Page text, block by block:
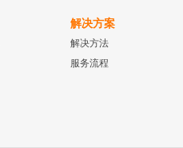
解决方案
解决方法
服务流程